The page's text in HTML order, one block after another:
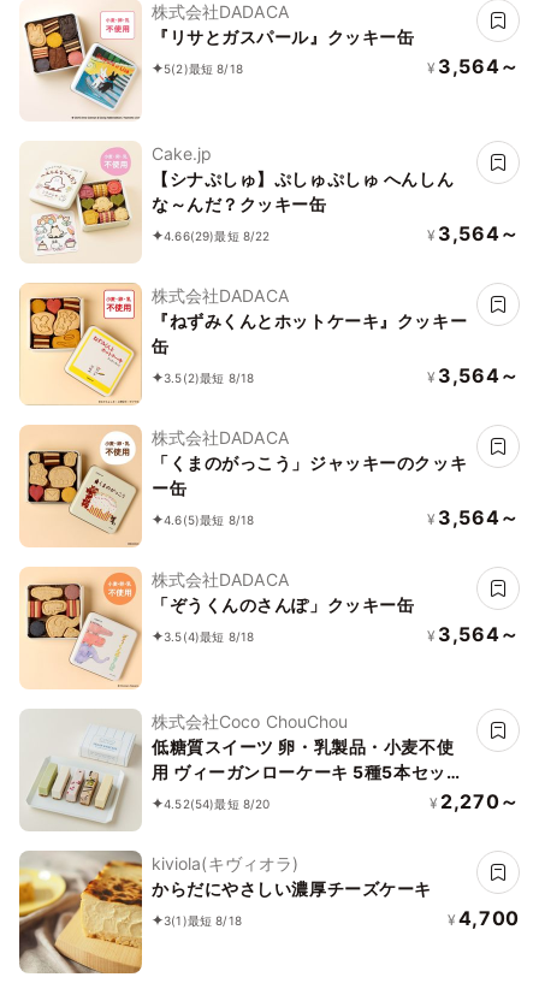
株式会社DADACA
『リサとガスパール』クッキー缶
5(2)最短 8/18 ¥ 3,564～
Cake.jp
【シナぷしゅ】ぷしゅぷしゅ へんしん
な～んだ？クッキー缶
4.66(29)最短 8/22 ¥ 3,564～
株式会社DADACA
『ねずみくんとホットケーキ』クッキー
缶
3.5(2)最短 8/18 ¥ 3,564～
株式会社DADACA
「くまのがっこう」ジャッキーのクッキ
ー缶
4.6(5)最短 8/18 ¥ 3,564～
株式会社DADACA
「ぞうくんのさんぽ」クッキー缶
3.5(4)最短 8/18 ¥ 3,564～
株式会社Coco ChouChou
低糖質スイーツ 卵・乳製品・小麦不使
用 ヴィーガンローケーキ 5種5本セット
《ヴィーガンスイーツ》《ロースイー
4.52(54)最短 8/20 ¥ 2,270～
kiviola(キヴィオラ)
からだにやさしい濃厚チーズケーキ
3(1)最短 8/18 ¥ 4,700